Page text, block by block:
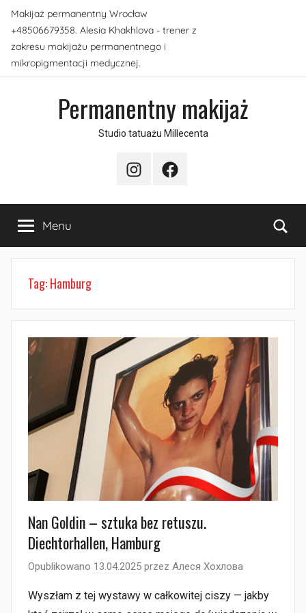
Przejdź
do
treści
Makijaż permanentny Wrocław
+48506679358. Alesia Khakhlova - trener z
zakresu makijażu permanentnego i
mikropigmentacji medycznej.
Permanentny makijaż
Studio tatuażu Millecenta
InstagramFacebook
Menu
Tag:Hamburg
Nan Goldin – sztuka bez retuszu.
Diechtorhallen, Hamburg
Opublikowano 13.04.2025 przez Алеся Хохлова
Wyszłam z tej wystawy w całkowitej ciszy — jakby